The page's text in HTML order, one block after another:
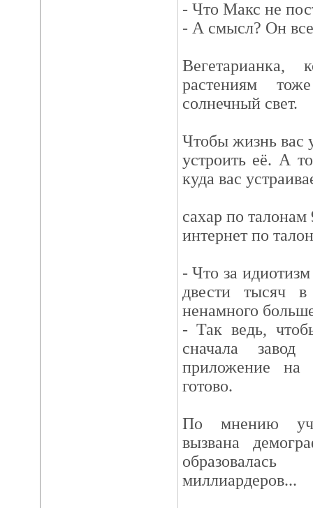
- Что Макс не
- А смысл? Он все
Вегетарианка,
растениям
солнечный свет.
Чтобы жизнь вас
устроить её. А
куда вас
сахар по талонам
интернет по
- Что за
двести тысяч
ненамного
- Так ведь,
сначала
приложение
готово.
По мнению
вызвана
миллиардеров...